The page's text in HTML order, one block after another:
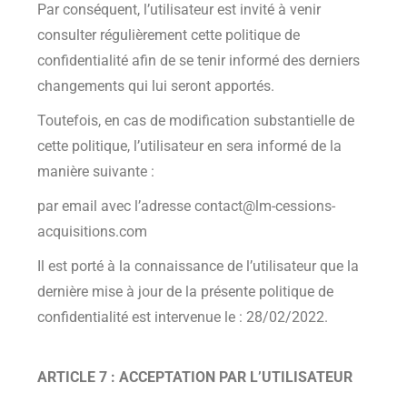
Par conséquent, l’utilisateur est invité à venir
consulter régulièrement cette politique de
confidentialité afin de se tenir informé des derniers
changements qui lui seront apportés.
Toutefois, en cas de modification substantielle de
cette politique, l’utilisateur en sera informé de la
manière suivante :
par email avec l’adresse contact@lm-cessions-
acquisitions.com
Il est porté à la connaissance de l’utilisateur que la
dernière mise à jour de la présente politique de
confidentialité est intervenue le : 28/02/2022.
ARTICLE 7 : ACCEPTATION PAR L’UTILISATEUR